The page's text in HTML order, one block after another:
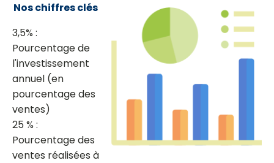
Nos chiffres clés
3,5% :
Pourcentage de
l'investissement
annuel (en
pourcentage des
ventes)
25 % :
Pourcentage des
ventes réalisées à